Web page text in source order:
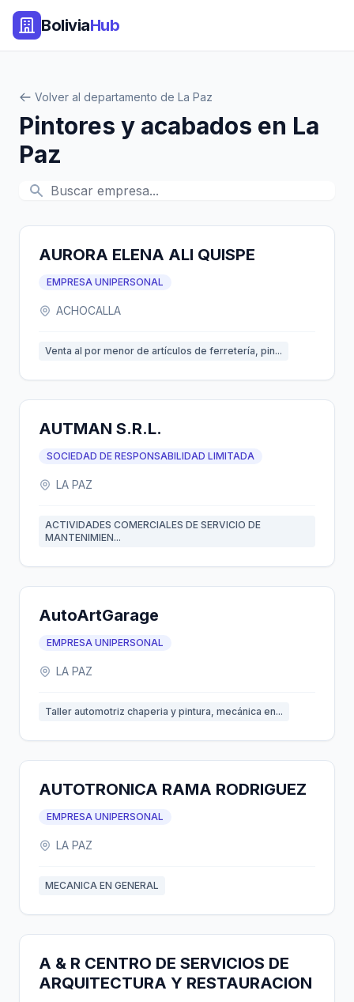
BoliviaHub
Volver al departamento de La Paz
Pintores y acabados en La
Paz
AURORA ELENA ALI QUISPE
EMPRESA UNIPERSONAL
ACHOCALLA
Venta al por menor de artículos de ferretería, pin...
AUTMAN S.R.L.
SOCIEDAD DE RESPONSABILIDAD LIMITADA
LA PAZ
ACTIVIDADES COMERCIALES DE SERVICIO DE
MANTENIMIEN...
AutoArtGarage
EMPRESA UNIPERSONAL
LA PAZ
Taller automotriz chaperia y pintura, mecánica en...
AUTOTRONICA RAMA RODRIGUEZ
EMPRESA UNIPERSONAL
LA PAZ
MECANICA EN GENERAL
A & R CENTRO DE SERVICIOS DE
ARQUITECTURA Y RESTAURACION